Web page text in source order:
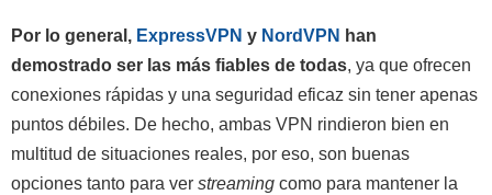
Por lo general, ExpressVPN y NordVPN han
demostrado ser las más fiables de todas, ya que ofrecen
conexiones rápidas y una seguridad eficaz sin tener apenas
puntos débiles. De hecho, ambas VPN rindieron bien en
multitud de situaciones reales, por eso, son buenas
opciones tanto para ver streaming como para mantener la